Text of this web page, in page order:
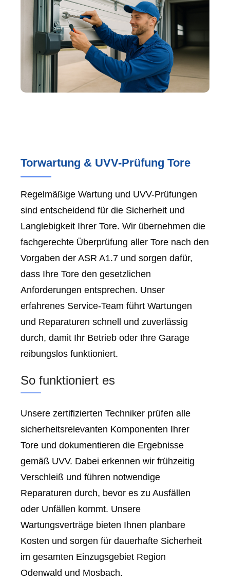
Torwartung & UVV-Prüfung Tore
Regelmäßige Wartung und UVV-Prüfungen
sind entscheidend für die Sicherheit und
Langlebigkeit Ihrer Tore. Wir übernehmen die
fachgerechte Überprüfung aller Tore nach den
Vorgaben der ASR A1.7 und sorgen dafür,
dass Ihre Tore den gesetzlichen
Anforderungen entsprechen. Unser
erfahrenes Service-Team führt Wartungen
und Reparaturen schnell und zuverlässig
durch, damit Ihr Betrieb oder Ihre Garage
reibungslos funktioniert.
So funktioniert es
Unsere zertifizierten Techniker prüfen alle
sicherheitsrelevanten Komponenten Ihrer
Tore und dokumentieren die Ergebnisse
gemäß UVV. Dabei erkennen wir frühzeitig
Verschleiß und führen notwendige
Reparaturen durch, bevor es zu Ausfällen
oder Unfällen kommt. Unsere
Wartungsverträge bieten Ihnen planbare
Kosten und sorgen für dauerhafte Sicherheit
im gesamten Einzugsgebiet Region
Odenwald und Mosbach.